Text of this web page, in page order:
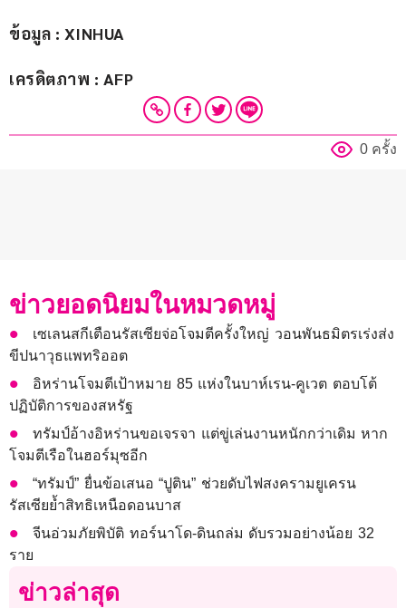
ข้อมูล : XINHUA
เครดิตภาพ : AFP
0 ครั้ง
ข่าวยอดนิยมในหมวดหมู่
เซเลนสกีเตือนรัสเซียจ่อโจมตีครั้งใหญ่ วอนพันธมิตรเร่งส่ง
ขีปนาวุธแพทริออต
อิหร่านโจมตีเป้าหมาย 85 แห่งในบาห์เรน-คูเวต ตอบโต้
ปฏิบัติการของสหรัฐ
ทรัมป์อ้างอิหร่านขอเจรจา แต่ขู่เล่นงานหนักกว่าเดิม หาก
โจมตีเรือในฮอร์มุซอีก
“ทรัมป์” ยื่นข้อเสนอ “ปูติน” ช่วยดับไฟสงครามยูเครน
รัสเซียย้ำสิทธิเหนือดอนบาส
จีนอ่วมภัยพิบัติ ทอร์นาโด-ดินถล่ม ดับรวมอย่างน้อย 32
ราย
ข่าวล่าสุด